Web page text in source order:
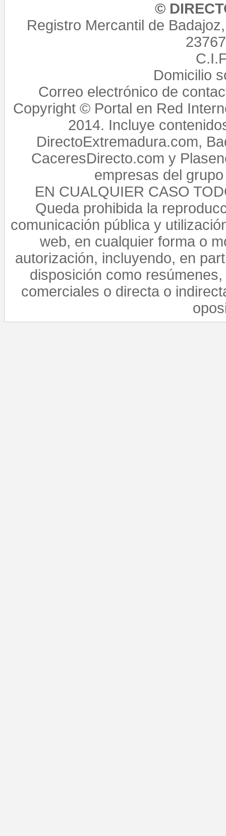
©
Registro Mercantil de
Domicilio
Correo electrónico de
Copyright © Portal en Red
2014. Incluye
DirectoExtremadura.com,
CaceresDirecto.com y
empresas del
EN CUALQUIER CASO
Queda prohibida la
comunicación pública y
web, en cualquier forma o
autorización, incluyendo, en
disposición como
comerciales o directa o